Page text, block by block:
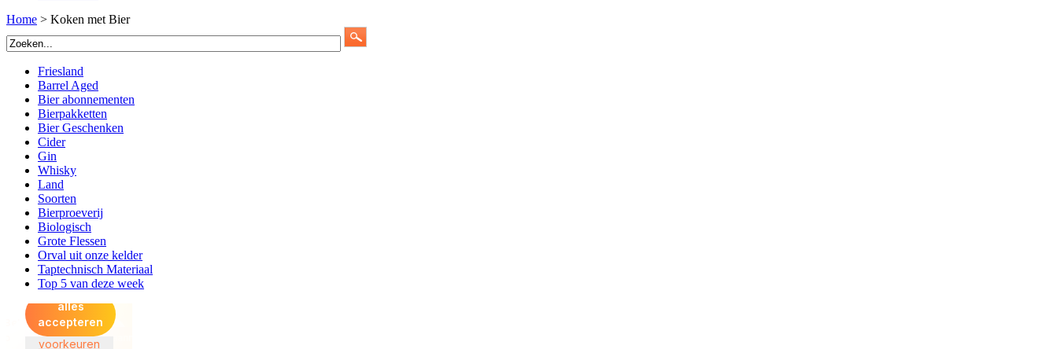
Home > Koken met Bier
Friesland
Barrel Aged
Bier abonnementen
Bierpakketten
Bier Geschenken
Cider
Gin
Whisky
Land
Soorten
Bierproeverij
Biologisch
Grote Flessen
Orval uit onze kelder
Taptechnisch Materiaal
Top 5 van deze week